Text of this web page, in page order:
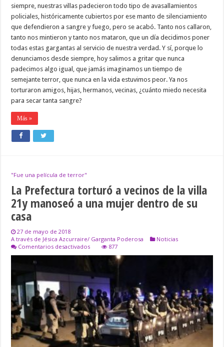
siempre, nuestras villas padecieron todo tipo de avasallamientos
policiales, históricamente cubiertos por ese manto de silenciamiento
que defendieron a sangre y fuego, pero se acabó. Tanto nos callaron,
tanto nos mintieron y tanto nos mataron, que un día decidimos poner
todas estas gargantas al servicio de nuestra verdad. Y sí, porque lo
denunciamos desde siempre, hoy salimos a gritar que nunca
padecimos algo igual, que jamás imaginamos un tiempo de
semejante terror, que nunca en la vida estuvimos peor. Ya nos
torturaron amigos, hijas, hermanos, vecinas, ¿cuánto miedo necesita
para secar tanta sangre?
Más »
"Fue una película de terror"
La Prefectura torturó a vecinos de la villa
21y manoseó a una mujer dentro de su
casa
27 de mayo de 2018
A través de Jésica Azcurraire/ Garganta Poderosa
Noticias
Comentarios desactivadosen
La
Prefectura
a
vecinos
de
la
villa
21y
manoseó
a
una
mujer
877